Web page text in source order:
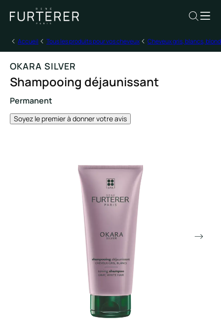
Accueil Tous les produits pour vos cheveux Cheveux gris, blancs,
OKARA SILVER
Shampooing déjaunissant
Permanent
Soyez le premier à donner votre avis